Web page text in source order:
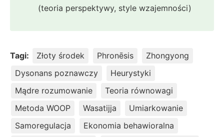
(teoria perspektywy, style wzajemności)
Tagi: Złoty środek Phronēsis
Zhongyong
Dysonans poznawczy
Heurystyki
Mądre rozumowanie
Teoria równowagi
Metoda WOOP
Wasatijja
Umiarkowanie
Samoregulacja
Ekonomia behawioralna